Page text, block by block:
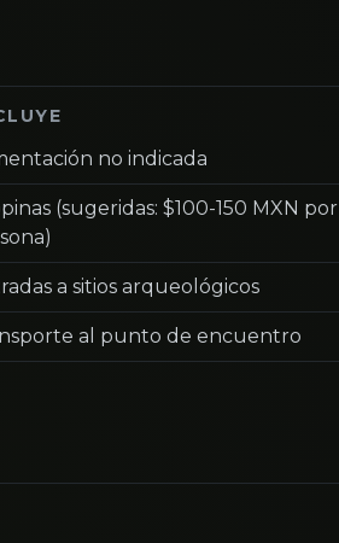
no indicada
(sugeridas: $100-150 MXN por
a sitios arqueológicos
al punto de encuentro